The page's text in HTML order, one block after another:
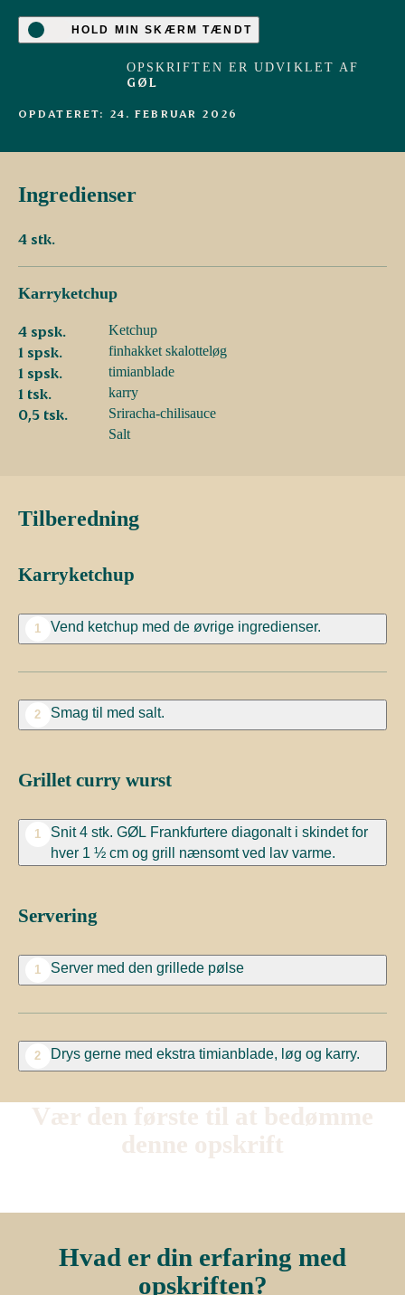
HOLD MIN SKÆRM TÆNDT
OPSKRIFTEN ER UDVIKLET AF
GØL
OPDATERET: 24. FEBRUAR 2026
Ingredienser
4 stk.
Karryketchup
4 spsk. Ketchup
1 spsk. finhakket skalotteløg
1 spsk. timianblade
1 tsk. karry
0,5 tsk.
Sriracha-chilisauce
Salt
Tilberedning
Karryketchup
1 Vend ketchup med de øvrige ingredienser.
2 Smag til med salt.
Grillet curry wurst
1
Snit 4 stk. GØL Frankfurtere diagonalt i skindet for
hver 1 ½ cm og grill nænsomt ved lav varme.
Servering
1 Server med den grillede pølse
2 Drys gerne med ekstra timianblade, løg og karry.
Vær den første til at bedømme
denne opskrift
Hvad er din erfaring med
opskriften?